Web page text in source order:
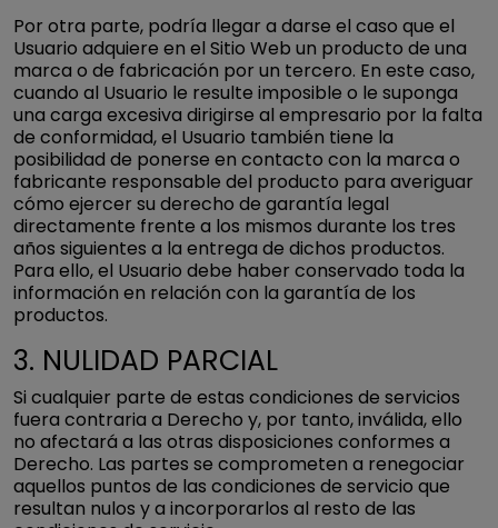
Por otra parte, podría llegar a darse el caso que el
Usuario adquiere en el Sitio Web un producto de una
marca o de fabricación por un tercero. En este caso,
cuando al Usuario le resulte imposible o le suponga
una carga excesiva dirigirse al empresario por la falta
de conformidad, el Usuario también tiene la
posibilidad de ponerse en contacto con la marca o
fabricante responsable del producto para averiguar
cómo ejercer su derecho de garantía legal
directamente frente a los mismos durante los tres
años siguientes a la entrega de dichos productos.
Para ello, el Usuario debe haber conservado toda la
información en relación con la garantía de los
productos.
3. NULIDAD PARCIAL
Si cualquier parte de estas condiciones de servicios
fuera contraria a Derecho y, por tanto, inválida, ello
no afectará a las otras disposiciones conformes a
Derecho. Las partes se comprometen a renegociar
aquellos puntos de las condiciones de servicio que
resultan nulos y a incorporarlos al resto de las